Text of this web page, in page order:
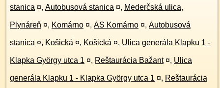
stanica ¤, Autobusová stanica ¤, Mederčská ulica,
Plynáreň ¤, Komárno ¤, AS Komárno ¤, Autobusová
stanica ¤, Košická ¤, Košická ¤, Ulica generála Klapku 1 -
Klapka György utca 1 ¤, Reštaurácia Bažant ¤, Ulica
generála Klapku 1 - Klapka György utca 1 ¤, Reštaurácia